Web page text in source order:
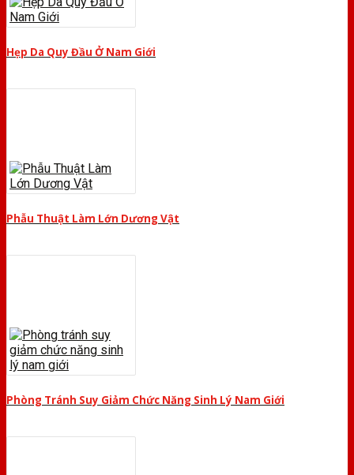
Hẹp Da Quy Đầu Ở Nam Giới
Phẫu Thuật Làm Lớn Dương Vật
Phòng Tránh Suy Giảm Chức Năng Sinh Lý Nam Giới